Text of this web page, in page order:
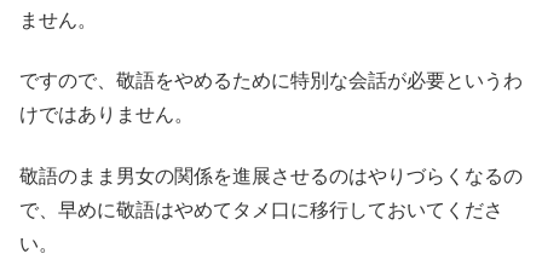
ません。
ですので、敬語をやめるために特別な会話が必要というわ
けではありません。
敬語のまま男女の関係を進展させるのはやりづらくなるの
で、早めに敬語はやめてタメ口に移行しておいてくださ
い。